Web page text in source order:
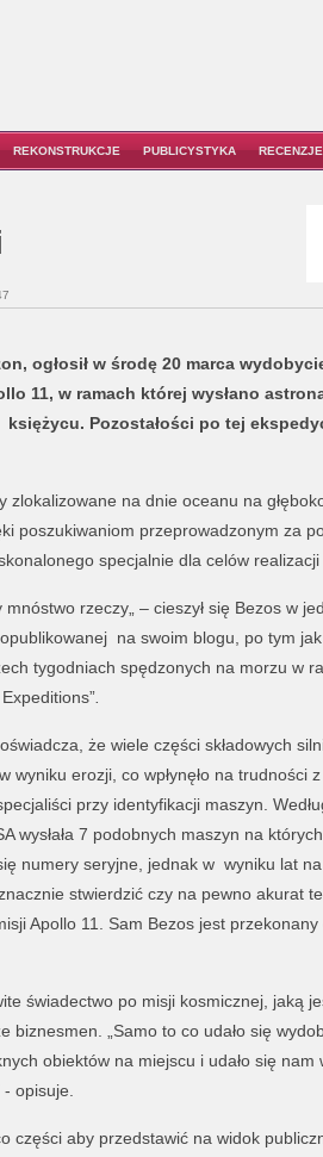
REKONSTRUKCJE PUBLICYSTYKA RECENZJE
ogłosił w środę 20 marca
11, w ramach której wysłano
Pozostałości po tej
zlokalizowane na dnie oceanu na
poszukiwaniom przeprowadzonym za
specjalnie dla celów realizacji
mnóstwo rzeczy„ – cieszył się Bezos w
na swoim blogu, po tym
tygodniach spędzonych na morzu w
.
że wiele części składowych
wyniku erozji, co wpłynęło na trudności
przy identyfikacji maszyn.
wysłała 7 podobnych maszyn na których
numery seryjne, jednak w wyniku lat
stwierdzić czy na pewno akurat te
Apollo 11. Sam Bezos jest przekonany
świadectwo po misji kosmicznej, jaką
„Samo to co udało się
obiektów na miejscu i udało się nam
opisuje.
części aby przedstawić na widok